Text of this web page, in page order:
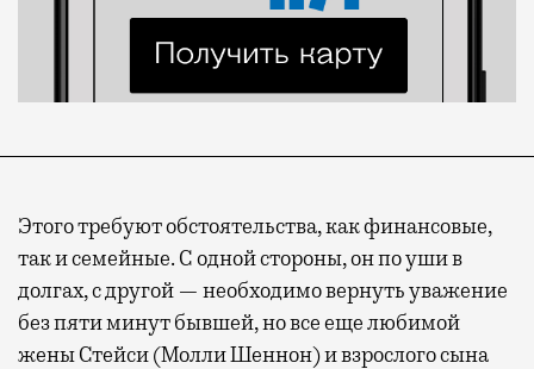
Этого требуют обстоятельства, как финансовые,
так и семейные. С одной стороны, он по уши в
долгах, с другой — необходимо вернуть уважение
без пяти минут бывшей, но все еще любимой
жены Стейси (Молли Шеннон) и взрослого сына